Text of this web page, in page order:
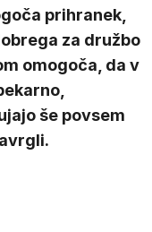
prihranek,
za družbo
omogoča, da v
še povsem